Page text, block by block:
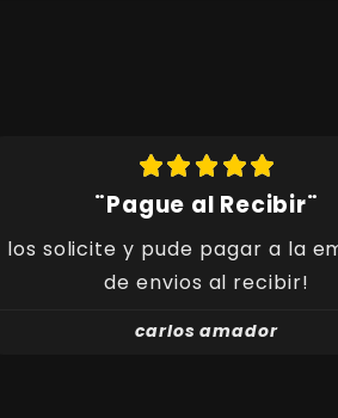
¨Pague al Recibir¨
los solicite y pude pagar a la
de envios al recibir!
carlos amador